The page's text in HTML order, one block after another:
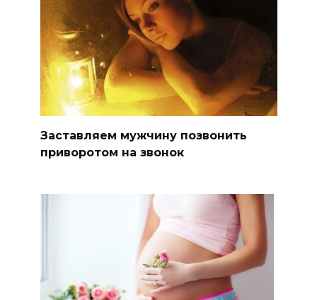
Заставляем мужчину позвонить
приворотом на звонок